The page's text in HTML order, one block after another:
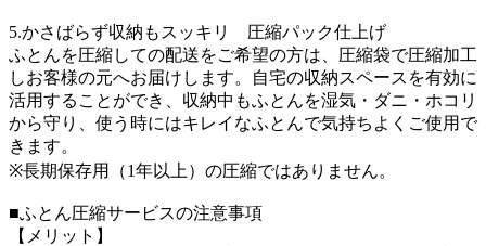
5.かさばらず収納もスッキリ 圧縮パック仕上げ
ふとんを圧縮しての配送をご希望の方は、圧縮袋で圧縮加工
しお客様の元へお届けします。自宅の収納スペースを有効に
活用することができ、収納中もふとんを湿気・ダニ・ホコリ
から守り、使う時にはキレイなふとんで気持ちよくご使用で
きます。
※長期保存用（1年以上）の圧縮ではありません。
■ふとん圧縮サービスの注意事項
【メリット】